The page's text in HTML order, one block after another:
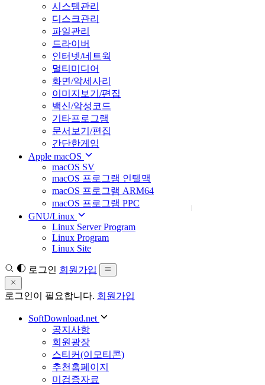
시스템관리
디스크관리
파일관리
드라이버
인터넷/네트웍
멀티미디어
화면/악세사리
이미지보기/편집
백신/악성코드
기타프로그램
문서보기/편집
간단한게임
Apple macOS
macOS SV
macOS 프로그램 인텔맥
macOS 프로그램 ARM64
macOS 프로그램 PPC
GNU/Linux
Linux Server Program
Linux Program
Linux Site
로그인 회원가입
로그인이 필요합니다. 회원가입
SoftDownload.net
공지사항
회원광장
스티커(이모티콘)
추천홈페이지
미검증자료